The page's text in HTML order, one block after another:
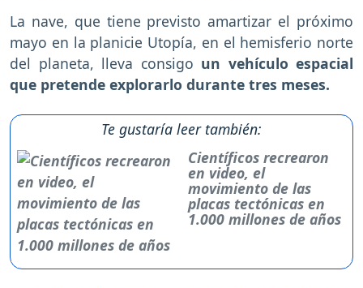
La nave, que tiene previsto amartizar el próximo
mayo en la planicie Utopía, en el hemisferio norte
del planeta, lleva consigo un vehículo espacial
que pretende explorarlo durante tres meses.
Te gustaría leer también:
Científicos recrearon
en video, el
movimiento de las
placas tectónicas en
1.000 millones de años